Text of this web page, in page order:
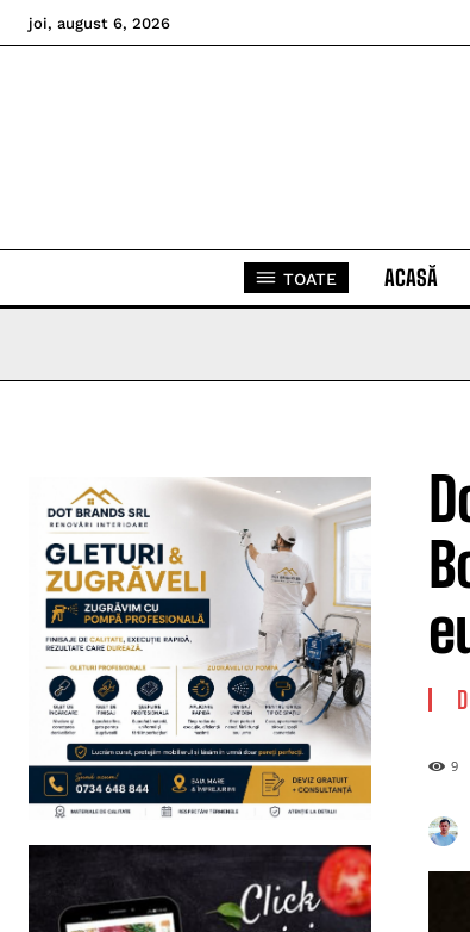
joi, august 6, 2026
TOATE ACASĂ
9